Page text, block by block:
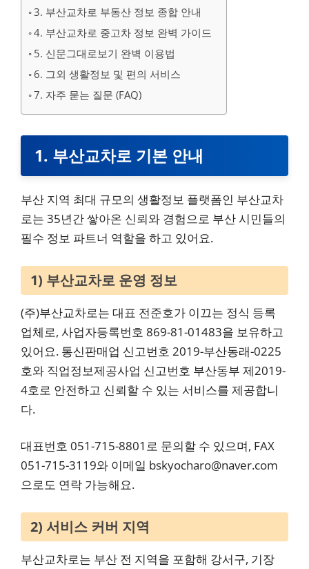
3. 부산교차로 부동산 정보 종합 안내
4. 부산교차로 중고차 정보 완벽 가이드
5. 신문그대로보기 완벽 이용법
6. 그외 생활정보 및 편의 서비스
7. 자주 묻는 질문 (FAQ)
1. 부산교차로 기본 안내
부산 지역 최대 규모의 생활정보 플랫폼인 부산교차
로는 35년간 쌓아온 신뢰와 경험으로 부산 시민들의
필수 정보 파트너 역할을 하고 있어요.
1) 부산교차로 운영 정보
(주)부산교차로는 대표 전준호가 이끄는 정식 등록
업체로, 사업자등록번호 869-81-01483을 보유하고
있어요. 통신판매업 신고번호 2019-부산동래-0225
호와 직업정보제공사업 신고번호 부산동부 제2019-
4호로 안전하고 신뢰할 수 있는 서비스를 제공합니
다.
대표번호 051-715-8801로 문의할 수 있으며, FAX
051-715-3119와 이메일 bskyocharo@naver.com
으로도 연락 가능해요.
2) 서비스 커버 지역
부산교차로는 부산 전 지역을 포함해 강서구, 기장